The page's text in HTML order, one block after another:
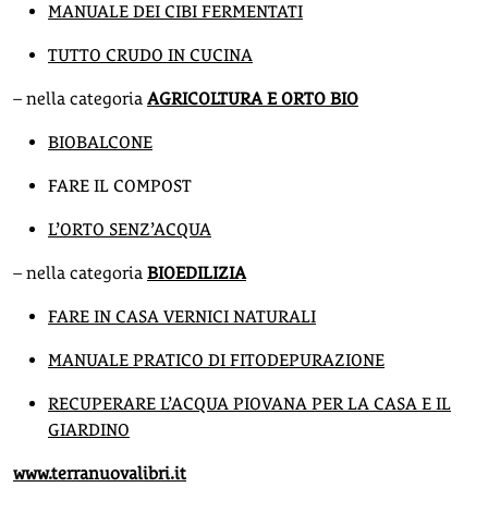
MANUALE DEI CIBI FERMENTATI
TUTTO CRUDO IN CUCINA
– nella categoria AGRICOLTURA E ORTO BIO
BIOBALCONE
FARE IL COMPOST
L’ORTO SENZ’ACQUA
– nella categoria BIOEDILIZIA
FARE IN CASA VERNICI NATURALI
MANUALE PRATICO DI FITODEPURAZIONE
RECUPERARE L’ACQUA PIOVANA PER LA CASA E IL
GIARDINO
www.terranuovalibri.it